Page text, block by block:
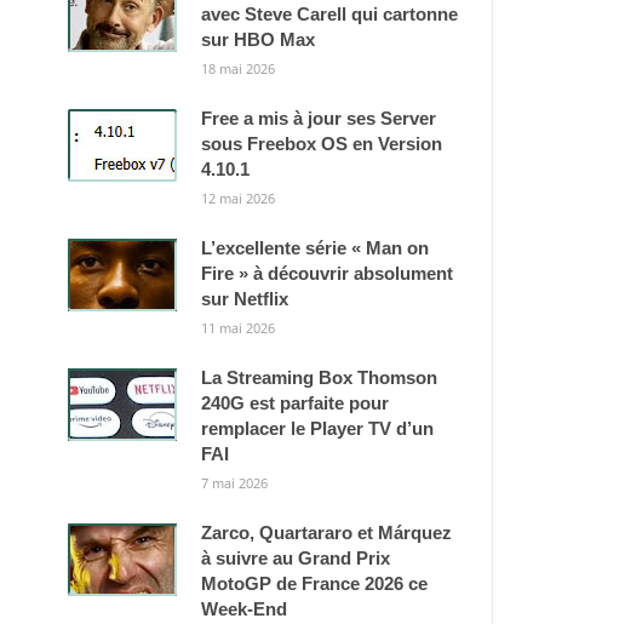
avec Steve Carell qui cartonne
sur HBO Max
18 mai 2026
Free a mis à jour ses Server
sous Freebox OS en Version
4.10.1
12 mai 2026
L’excellente série « Man on
Fire » à découvrir absolument
sur Netflix
11 mai 2026
La Streaming Box Thomson
240G est parfaite pour
remplacer le Player TV d’un
FAI
7 mai 2026
Zarco, Quartararo et Márquez
à suivre au Grand Prix
MotoGP de France 2026 ce
Week-End